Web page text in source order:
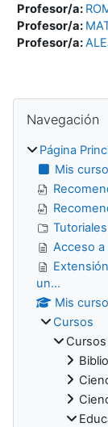
Profesor/a:
Profesor/a:
Profesor/a:
Bloques
Navegación
Página
Mis
Acceso a
un...
Mis
Cursos